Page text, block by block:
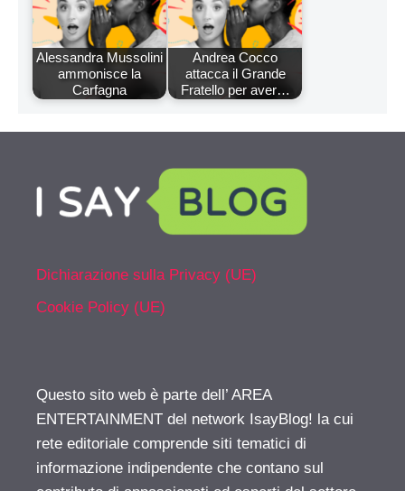
Alessandra Mussolini
ammonisce la
Carfagna
Andrea Cocco
attacca il Grande
Fratello per aver…
Dichiarazione sulla Privacy (UE)
Cookie Policy (UE)
Questo sito web è parte dell’ AREA
ENTERTAINMENT del network IsayBlog! la cui
rete editoriale comprende siti tematici di
informazione indipendente che contano sul